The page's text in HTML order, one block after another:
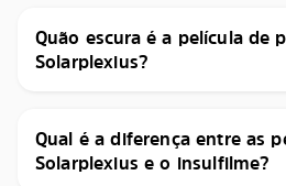
Quão escura é a película de
Solarplexius?
Qual é a diferença entre as
Solarplexius e o insulfilme?